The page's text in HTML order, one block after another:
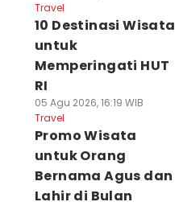
Travel
10 Destinasi Wisata
untuk
Memperingati HUT
RI
05 Agu 2026, 16:19 WIB
Travel
Promo Wisata
untuk Orang
Bernama Agus dan
Lahir di Bulan